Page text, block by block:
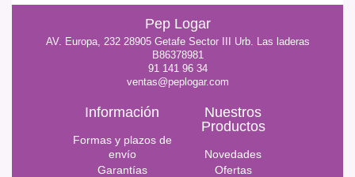
Pep Logar
AV. Europa, 232 28905 Getafe Sector III Urb. Las laderas
B86378981
91 141 96 34
ventas@peplogar.com
Información
Formas y plazos de
envío
Garantías
Nuestros
Productos
Novedades
Ofertas